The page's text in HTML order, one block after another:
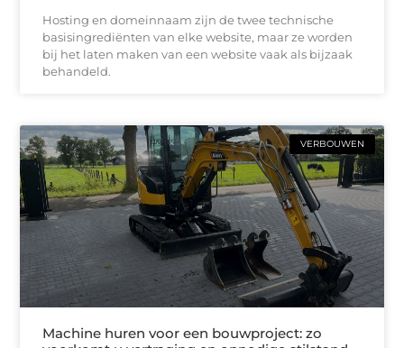
Hosting en domeinnaam zijn de twee technische
basisingrediënten van elke website, maar ze worden
bij het laten maken van een website vaak als bijzaak
behandeld.
VERBOUWEN
Machine huren voor een bouwproject: zo